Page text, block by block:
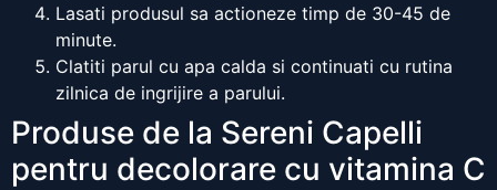
Lasati produsul sa actioneze timp de 30-45 de
minute.
Clatiti parul cu apa calda si continuati cu rutina
zilnica de ingrijire a parului.
Produse de la Sereni Capelli
pentru decolorare cu vitamina C